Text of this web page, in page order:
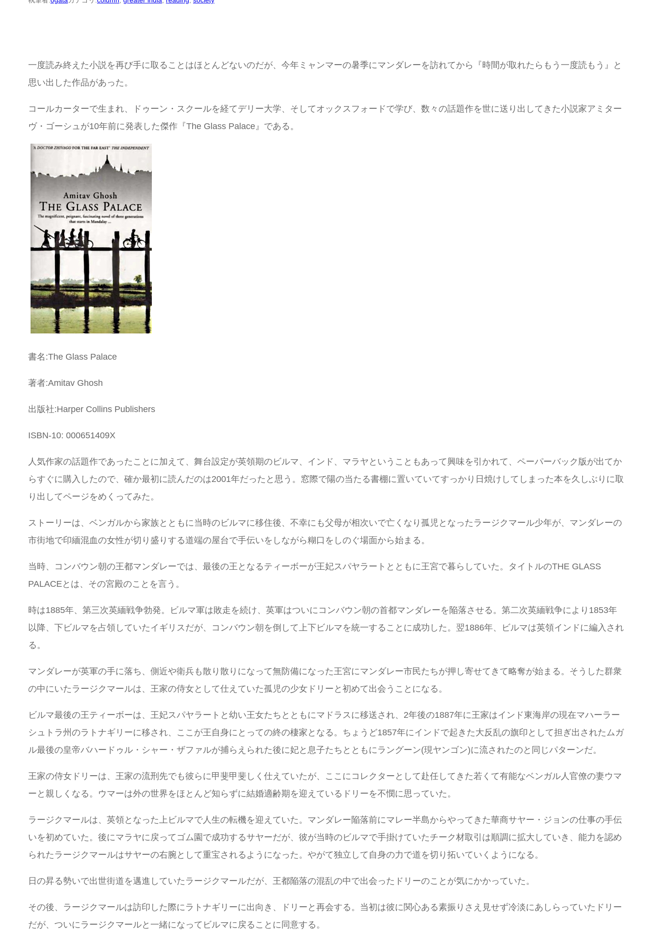
一度読み終えた小説を再び手に取ることはほとんどないのだが、今年ミャンマーの暑季にマンダレーを訪れてから『時間が取れたらもう一度読もう』と
思い出した作品があった。
コールカーターで生まれ、ドゥーン・スクールを経てデリー大学、そしてオックスフォードで学び、数々の話題作を世に送り出してきた小説家アミター
ヴ・ゴーシュが10年前に発表した傑作『The Glass Palace』である。
書名:The Glass Palace
著者:Amitav Ghosh
出版社:Harper Collins Publishers
ISBN-10: 000651409X
人気作家の話題作であったことに加えて、舞台設定が英領期のビルマ、インド、マラヤということもあって興味を引かれて、ペーパーバック版が出てか
らすぐに購入したので、確か最初に読んだのは2001年だったと思う。窓際で陽の当たる書棚に置いていてすっかり日焼けしてしまった本を久しぶりに取
り出してページをめくってみた。
ストーリーは、ベンガルから家族とともに当時のビルマに移住後、不幸にも父母が相次いで亡くなり孤児となったラージクマール少年が、マンダレーの
市街地で印緬混血の女性が切り盛りする道端の屋台で手伝いをしながら糊口をしのぐ場面から始まる。
当時、コンバウン朝の王都マンダレーでは、最後の王となるティーボーが王妃スパヤラートとともに王宮で暮らしていた。タイトルのTHE GLASS
PALACEとは、その宮殿のことを言う。
時は1885年、第三次英緬戦争勃発。ビルマ軍は敗走を続け、英軍はついにコンバウン朝の首都マンダレーを陥落させる。第二次英緬戦争により1853年
以降、下ビルマを占領していたイギリスだが、コンバウン朝を倒して上下ビルマを統一することに成功した。翌1886年、ビルマは英領インドに編入され
る。
マンダレーが英軍の手に落ち、側近や衛兵も散り散りになって無防備になった王宮にマンダレー市民たちが押し寄せてきて略奪が始まる。そうした群衆
の中にいたラージクマールは、王家の侍女として仕えていた孤児の少女ドリーと初めて出会うことになる。
ビルマ最後の王ティーボーは、王妃スパヤラートと幼い王女たちとともにマドラスに移送され、2年後の1887年に王家はインド東海岸の現在マハーラー
シュトラ州のラトナギリーに移され、ここが王自身にとっての終の棲家となる。ちょうど1857年にインドで起きた大反乱の旗印として担ぎ出されたムガ
ル最後の皇帝バハードゥル・シャー・ザファルが捕らえられた後に妃と息子たちとともにラングーン(現ヤンゴン)に流されたのと同じパターンだ。
王家の侍女ドリーは、王家の流刑先でも彼らに甲斐甲斐しく仕えていたが、ここにコレクターとして赴任してきた若くて有能なベンガル人官僚の妻ウマ
ーと親しくなる。ウマーは外の世界をほとんど知らずに結婚適齢期を迎えているドリーを不憫に思っていた。
ラージクマールは、英領となった上ビルマで人生の転機を迎えていた。マンダレー陥落前にマレー半島からやってきた華商サヤー・ジョンの仕事の手伝
いを初めていた。後にマラヤに戻ってゴム園で成功するサヤーだが、彼が当時のビルマで手掛けていたチーク材取引は順調に拡大していき、能力を認め
られたラージクマールはサヤーの右腕として重宝されるようになった。やがて独立して自身の力で道を切り拓いていくようになる。
日の昇る勢いで出世街道を邁進していたラージクマールだが、王都陥落の混乱の中で出会ったドリーのことが気にかかっていた。
その後、ラージクマールは訪印した際にラトナギリーに出向き、ドリーと再会する。当初は彼に関心ある素振りさえ見せず冷淡にあしらっていたドリー
だが、ついにラージクマールと一緒になってビルマに戻ることに同意する。